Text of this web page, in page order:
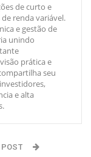
de curto e
renda variável.
e gestão de
unindo
prática e
seu
e alta
POST